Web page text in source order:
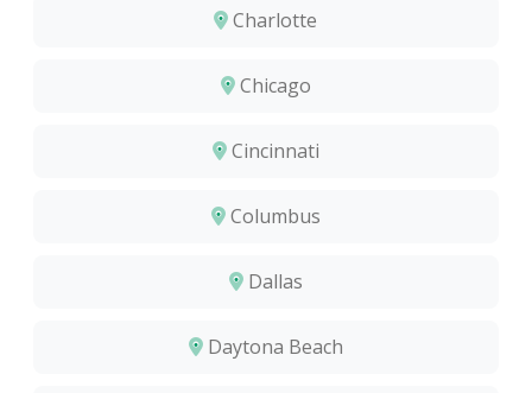
Charlotte
Chicago
Cincinnati
Columbus
Dallas
Daytona Beach